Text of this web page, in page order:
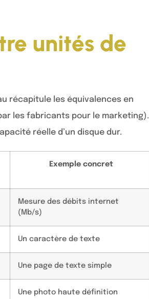
unités de
récapitule les équivalences en
les fabricants pour le marketing).
réelle d’un disque dur.
Exemple concret
Mesure des débits internet
(Mb/s)
Un caractère de texte
Une page de texte simple
Une photo haute définition